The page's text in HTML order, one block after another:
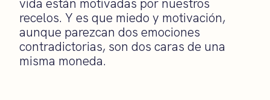
vida están motivadas por nuestros
recelos. Y es que miedo y motivación,
aunque parezcan dos emociones
contradictorias, son dos caras de una
misma moneda.